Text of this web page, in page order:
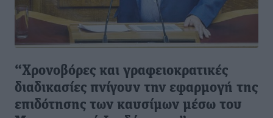
“Χρονοβόρες και γραφειοκρατικές
διαδικασίες πνίγουν την εφαρμογή της
επιδότησης των καυσίμων μέσω του